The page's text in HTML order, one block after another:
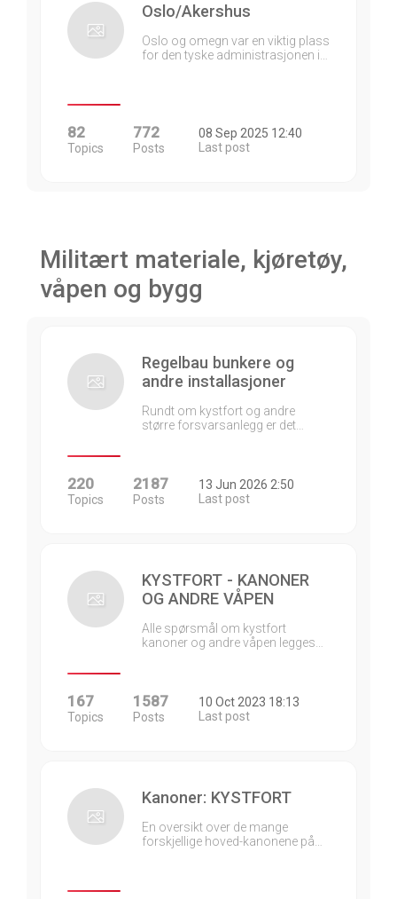
Oslo/Akershus
Oslo og omegn var en viktig plass
for den tyske administrasjonen i…
82
Topics
772
Posts
08 Sep 2025 12:40
Last post
Militært materiale, kjøretøy,
våpen og bygg
Regelbau bunkere og
andre installasjoner
Rundt om kystfort og andre
større forsvarsanlegg er det…
220
Topics
2187
Posts
13 Jun 2026 2:50
Last post
KYSTFORT - KANONER
OG ANDRE VÅPEN
Alle spørsmål om kystfort
kanoner og andre våpen legges…
167
Topics
1587
Posts
10 Oct 2023 18:13
Last post
Kanoner: KYSTFORT
En oversikt over de mange
forskjellige hoved-kanonene på…